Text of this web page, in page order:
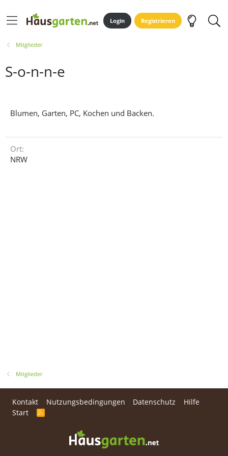
Login Registrieren
Mitglieder
S-o-n-n-e
Blumen, Garten, PC, Kochen und Backen.
Ort
NRW
Mitglieder
Kontakt Nutzungsbedingungen Datenschutz
Hilfe
Start
R